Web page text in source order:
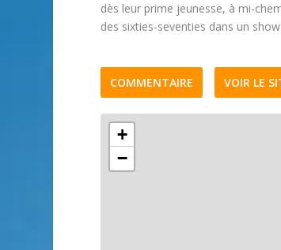
dès leur prime jeunesse, à mi-
des sixties-seventies dans un
COMMENTAIRE VOIR LE
+
−